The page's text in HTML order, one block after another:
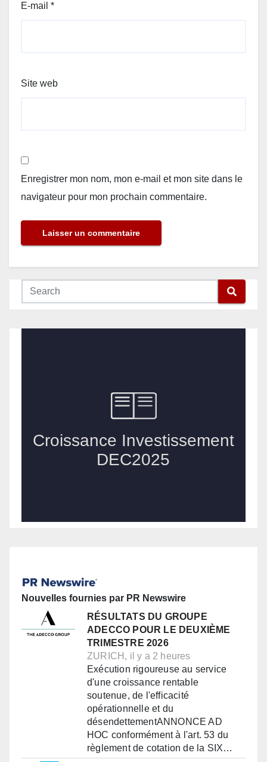
E-mail *
Site web
Enregistrer mon nom, mon e-mail et mon site dans le
navigateur pour mon prochain commentaire.
Nouvelles fournies par PR Newswire
RÉSULTATS DU GROUPE
ADECCO POUR LE DEUXIÈME
TRIMESTRE 2026
ZURICH, il y a 2 heures
Exécution rigoureuse au service
d'une croissance rentable
soutenue, de l'efficacité
opérationnelle et du
désendettementANNONCE AD
HOC conformément à l'art. 53 du
règlement de cotation de la SIX…